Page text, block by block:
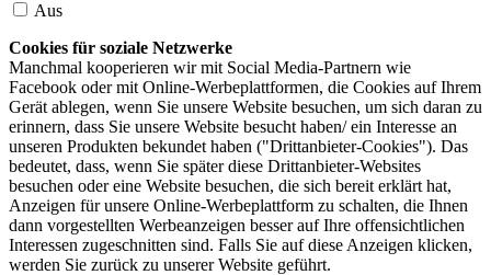
Aus
Cookies für soziale Netzwerke
Manchmal kooperieren wir mit Social Media-Partnern wie
Facebook oder mit Online-Werbeplattformen, die Cookies auf Ihrem
Gerät ablegen, wenn Sie unsere Website besuchen, um sich daran zu
erinnern, dass Sie unsere Website besucht haben/ ein Interesse an
unseren Produkten bekundet haben ("Drittanbieter-Cookies"). Das
bedeutet, dass, wenn Sie später diese Drittanbieter-Websites
besuchen oder eine Website besuchen, die sich bereit erklärt hat,
Anzeigen für unsere Online-Werbeplattform zu schalten, die Ihnen
dann vorgestellten Werbeanzeigen besser auf Ihre offensichtlichen
Interessen zugeschnitten sind. Falls Sie auf diese Anzeigen klicken,
werden Sie zurück zu unserer Website geführt.